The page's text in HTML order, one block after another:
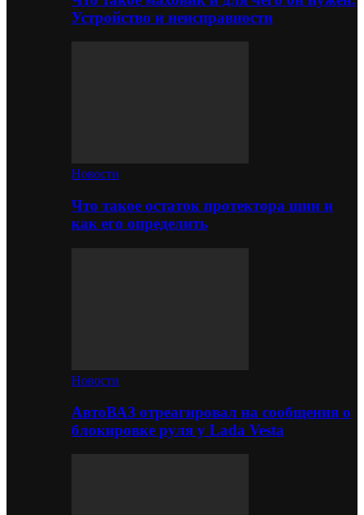
Устройство и неисправности
Новости
Что такое остаток протектора шин и
как его определить
Новости
АвтоВАЗ отреагировал на сообщения о
блокировке руля у Lada Vesta